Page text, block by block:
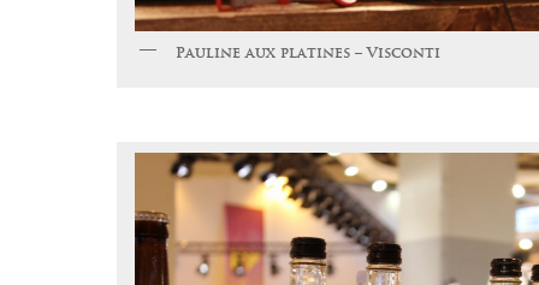
Pauline aux platines – Visconti